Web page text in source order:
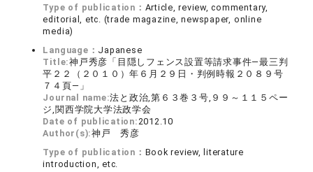
Type of publication： Article, review, commentary,
editorial, etc. (trade magazine, newspaper, online
media)
Language： Japanese
Title:神戸秀彦「目隠しフェンス設置等請求事件―最三判
平２２（２０１０）年６月２９日・判例時報２０８９号
７４頁―」
Journal name:法と政治,第６３巻３号,９９～１１５ペー
ジ,関西学院大学法政学会
Date of publication:2012.10
Author(s):神戸 秀彦
Type of publication： Book review, literature
introduction, etc.